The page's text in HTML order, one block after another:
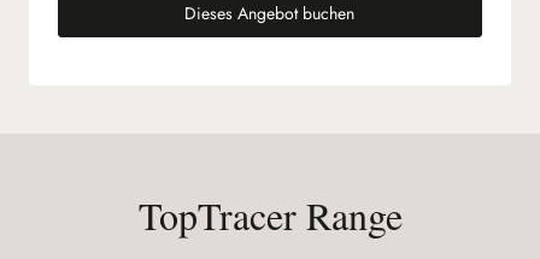
Dieses Angebot buchen
(neuen Tab)
TopTracer Range